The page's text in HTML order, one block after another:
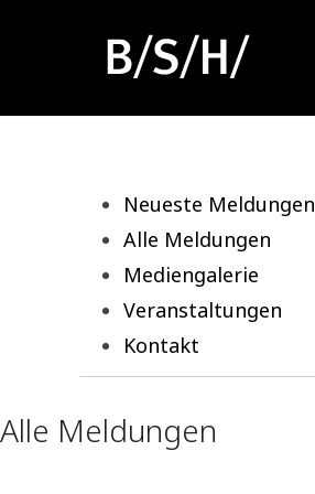
Neueste Meldungen
Alle Meldungen
Mediengalerie
Veranstaltungen
Kontakt
Alle Meldungen